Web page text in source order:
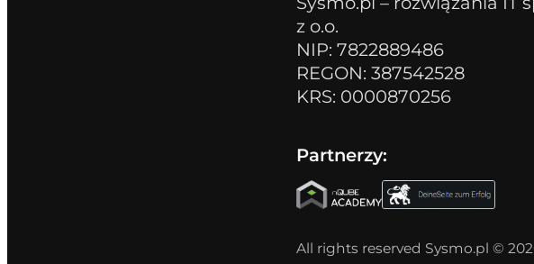
z o.o.
NIP: 7822889486
REGON: 387542528
KRS: 0000870256
Partnerzy:
All rights reserved Sysmo.pl ©